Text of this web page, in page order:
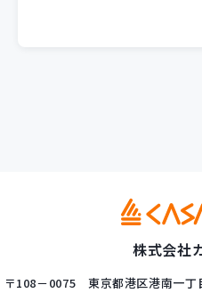
株式会社
〒108－0075 東京都港区港南一丁